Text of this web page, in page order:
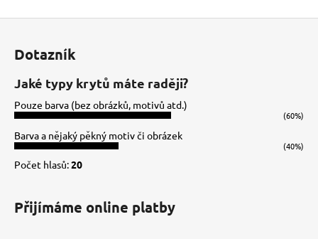
Dotazník
Jaké typy krytů máte raději?
Pouze barva (bez obrázků, motivů atd.)
(60%)
Barva a nějaký pěkný motiv či obrázek
(40%)
Počet hlasů:20
Přijímáme online platby